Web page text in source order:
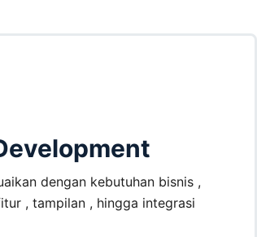
dengan kebutuhan bisnis ,
, tampilan , hingga integrasi